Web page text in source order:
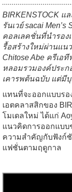
BIRKENSTOCK แ
รันเวย์ sacai
คอลเลคชั่นที่นำรอง
รื้อสร้างใหม่ผ่านแน
Chitose Abe ครีเอ
หลอมรวมองค์ประก
เคารพต้นฉบับ แต่มี
แทนที่จะออกแบบรอ
เอตคลาสสิกของ
โมเดลใหม่ ได้แก่
แนวคิดการออกแบบ
ความสำคัญกับฟังก์
แฟชั่นตามฤดูกาล